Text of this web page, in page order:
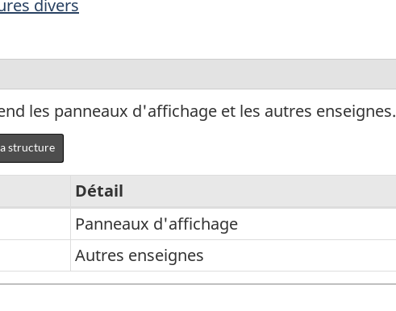
divers
les panneaux d'affichage et les autres enseignes.
structure
Détail
Panneaux d'affichage
Autres enseignes